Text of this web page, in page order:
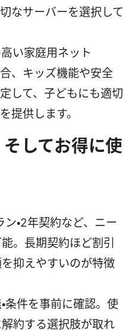
なサーバーを選択して
い家庭用ネット
、キッズ機能や安全
して、子どもにも適切
提供します。
してお得に使
ン・2年契約など、ニー
。長期契約ほど割引
抑えやすいのが特徴
条件を事前に確認。使
約する選択肢が取れ